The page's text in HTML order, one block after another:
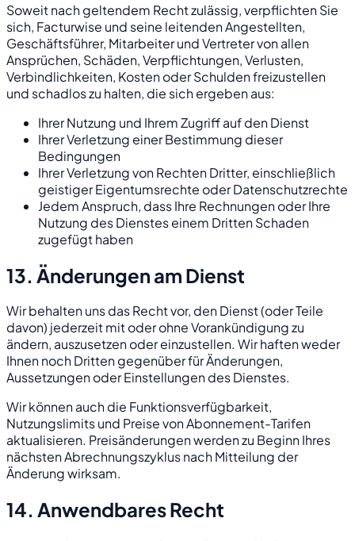
Soweit nach geltendem Recht zulässig, verpflichten Sie
sich, Facturwise und seine leitenden Angestellten,
Geschäftsführer, Mitarbeiter und Vertreter von allen
Ansprüchen, Schäden, Verpflichtungen, Verlusten,
Verbindlichkeiten, Kosten oder Schulden freizustellen
und schadlos zu halten, die sich ergeben aus:
Ihrer Nutzung und Ihrem Zugriff auf den Dienst
Ihrer Verletzung einer Bestimmung dieser
Bedingungen
Ihrer Verletzung von Rechten Dritter, einschließlich
geistiger Eigentumsrechte oder Datenschutzrechte
Jedem Anspruch, dass Ihre Rechnungen oder Ihre
Nutzung des Dienstes einem Dritten Schaden
zugefügt haben
13. Änderungen am Dienst
Wir behalten uns das Recht vor, den Dienst (oder Teile
davon) jederzeit mit oder ohne Vorankündigung zu
ändern, auszusetzen oder einzustellen. Wir haften weder
Ihnen noch Dritten gegenüber für Änderungen,
Aussetzungen oder Einstellungen des Dienstes.
Wir können auch die Funktionsverfügbarkeit,
Nutzungslimits und Preise von Abonnement-Tarifen
aktualisieren. Preisänderungen werden zu Beginn Ihres
nächsten Abrechnungszyklus nach Mitteilung der
Änderung wirksam.
14. Anwendbares Recht